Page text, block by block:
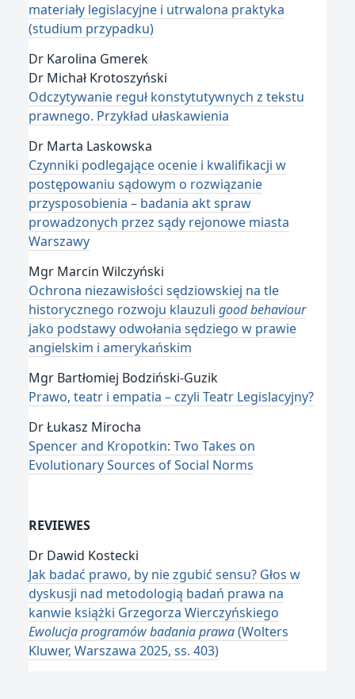
materiały legislacyjne i utrwalona praktyka
(studium przypadku)
Dr Karolina Gmerek
Dr Michał Krotoszyński
Odczytywanie reguł konstytutywnych z tekstu
prawnego. Przykład ułaskawienia
Dr Marta Laskowska
Czynniki podlegające ocenie i kwalifikacji w
postępowaniu sądowym o rozwiązanie
przysposobienia – badania akt spraw
prowadzonych przez sądy rejonowe miasta
Warszawy
Mgr Marcin Wilczyński
Ochrona niezawisłości sędziowskiej na tle
historycznego rozwoju klauzuli good behaviour
jako podstawy odwołania sędziego w prawie
angielskim i amerykańskim
Mgr Bartłomiej Bodziński-Guzik
Prawo, teatr i empatia – czyli Teatr Legislacyjny?
Dr Łukasz Mirocha
Spencer and Kropotkin: Two Takes on
Evolutionary Sources of Social Norms
REVIEWES
Dr Dawid Kostecki
Jak badać prawo, by nie zgubić sensu? Głos w
dyskusji nad metodologią badań prawa na
kanwie książki Grzegorza Wierczyńskiego
Ewolucja programów badania prawa(Wolters
Kluwer, Warszawa 2025, ss. 403)